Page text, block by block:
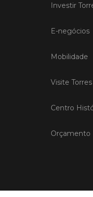
Investir
E-negócios
Mobilidade
Visite
Centro
Orçamento